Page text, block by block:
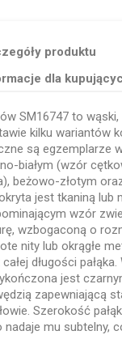
produktu
dla
SM16747 to wąski,
kilku wariantów
są egzemplarze
białym (wzór
beżowo-złotym
jest tkaniną lub
wzór
wzbogaconą o
nity lub okrągłe
długości
jest
zapewniającą
Szerokość
nadaje mu subtelny,